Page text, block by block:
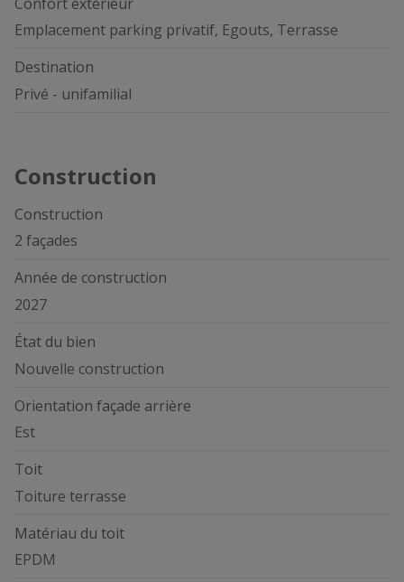
Emplacement parking privatif, Egouts, Terrasse
Destination
Privé - unifamilial
Construction
Construction
2 façades
Année de construction
2027
État du bien
Nouvelle construction
Orientation façade arrière
Est
Toit
Toiture terrasse
Matériau du toit
EPDM